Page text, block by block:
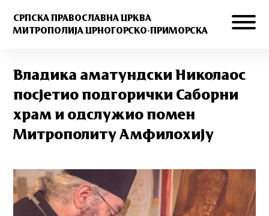
СРПСКА ПРАВОСЛАВНА ЦРКВА
МИТРОПОЛИЈА ЦРНОГОРСКО-ПРИМОРСКА
Владика аматундски Николаос
посјетио подгорички Саборни
храм и одслужио помен
Митрополиту Амфилохију